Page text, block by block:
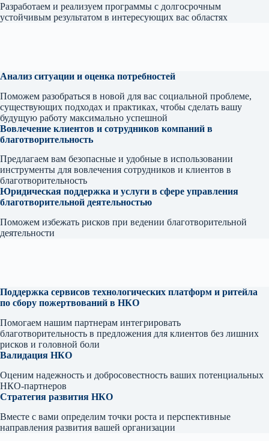
Разработаем и реализуем программы с долгосрочным
устойчивым результатом в интересующих вас областях
Анализ ситуации и оценка потребностей
Поможем разобраться в новой для вас социальной проблеме,
существующих подходах и практиках, чтобы сделать вашу
будущую работу максимально успешной
Вовлечение клиентов и сотрудников компаний в
благотворительность
Предлагаем вам безопасные и удобные в использовании
инструменты для вовлечения сотрудников и клиентов в
благотворительность
Юридическая поддержка и услуги в сфере управления
благотворительной деятельностью
Поможем избежать рисков при ведении благотворительной
деятельности
Поддержка сервисов технологических платформ и ритейла
по сбору пожертвований в НКО
Помогаем нашим партнерам интегрировать
благотворительность в предложения для клиентов без лишних
рисков и головной боли
Валидация НКО
Оценим надежность и добросовестность ваших потенциальных
НКО-партнеров
Стратегия развития НКО
Вместе с вами определим точки роста и перспективные
направления развития вашей организации